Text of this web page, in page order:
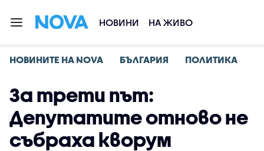
НОВИНИ НА ЖИВО
НОВИНИТЕ НА NOVA БЪЛГАРИЯ ПОЛИТИКА
За трети път:
Депутатите отново не
събраха кворум